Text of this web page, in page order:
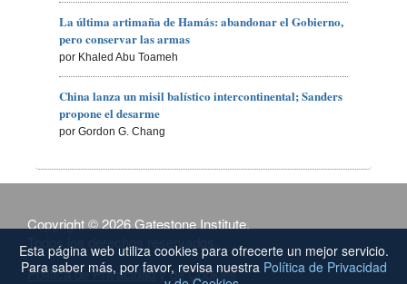
La última artimaña de Hamás: abandonar el Gobierno,
pero conservar las armas
por Khaled Abu Toameh
China lanza un misil balístico intercontinental; Sanders
propone el desarme
por Gordon G. Chang
Copyright © 2026 Gatestone Institute.
Todos los derechos reservados.
Política de Privacidad y de Cookies
Esta página web utiliza cookies para ofrecerte un mejor servicio.
Para saber más, por favor, revisa nuestra Política de Privacidad